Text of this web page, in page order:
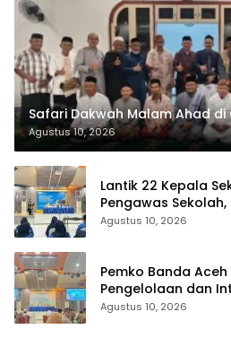
Safari Dakwah Malam Ahad
Agustus 10, 2026
Lantik 22 Kepala
Pengawas
Pendidikan
Agustus 10, 2026
Pemko Banda
Pengelolaan dan
melalui Portal Satu
Agustus 10, 2026